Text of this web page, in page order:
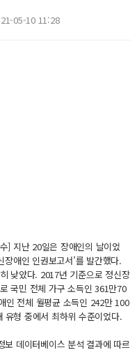
05-10 11:28
] 지난 20일은 장애인의 날이었
애인 인권보고서’를 발간했다.
낮았다. 2017년 기준으로 정신장
국민 전체 가구 소득인 361만70
인 전체 월평균 소득인 242만 100
형 중에서 최하위 수준이었다.
데이터베이스 분석 결과에 따르